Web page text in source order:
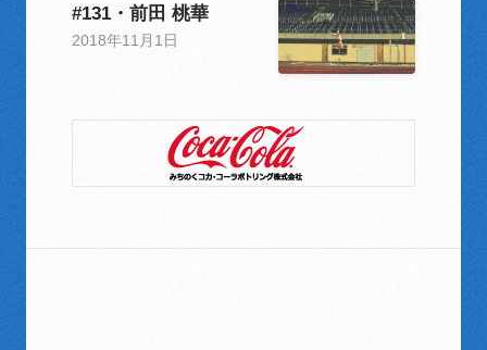
#131・前田 桃華
2018年11月1日